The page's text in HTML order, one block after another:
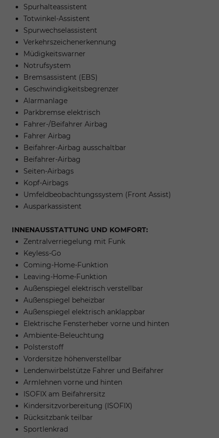
Spurhalteassistent
Totwinkel-Assistent
Spurwechselassistent
Verkehrszeichenerkennung
Müdigkeitswarner
Notrufsystem
Bremsassistent (EBS)
Geschwindigkeitsbegrenzer
Alarmanlage
Parkbremse elektrisch
Fahrer-/Beifahrer Airbag
Fahrer Airbag
Beifahrer-Airbag ausschaltbar
Beifahrer-Airbag
Seiten-Airbags
Kopf-Airbags
Umfeldbeobachtungssystem (Front Assist)
Ausparkassistent
INNENAUSSTATTUNG UND KOMFORT:
Zentralverriegelung mit Funk
Keyless-Go
Coming-Home-Funktion
Leaving-Home-Funktion
Außenspiegel elektrisch verstellbar
Außenspiegel beheizbar
Außenspiegel elektrisch anklappbar
Elektrische Fensterheber vorne und hinten
Ambiente-Beleuchtung
Polsterstoff
Vordersitze höhenverstellbar
Lendenwirbelstütze Fahrer und Beifahrer
Armlehnen vorne und hinten
ISOFIX am Beifahrersitz
Kindersitzvorbereitung (ISOFIX)
Rücksitzbank teilbar
Sportlenkrad